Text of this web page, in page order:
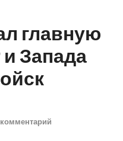
главную
Запада